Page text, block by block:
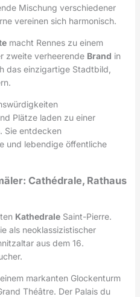
Mischung verschiedener
vereinen sich harmonisch.
macht Rennes zu einem
zweite verheerende Brand in
das einzigartige Stadtbild,
Plätze laden zu einer
Sie entdecken
und lebendige öffentliche
Cathédrale, Rathaus
KathedraleSaint-Pierre.
als neoklassizistischer
aus dem 16.
markanten Glockenturm
Théâtre. Der Palais du